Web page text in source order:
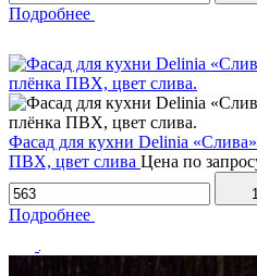
Подробнее
Фасад для кухни Delinia
ПВХ, цвет слива Цена по
Подробнее